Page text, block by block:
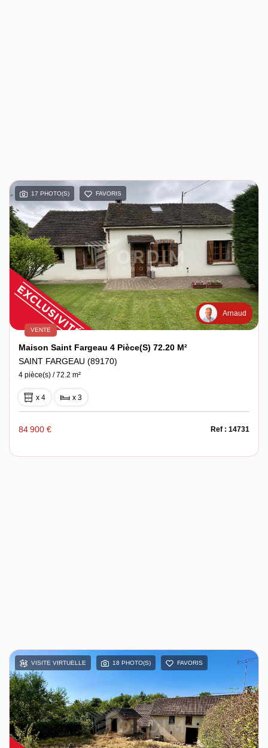
17 PHOTO(S) FAVORIS
Arnaud
VENTE
Maison Saint Fargeau 4 Pièce(s) 72.20 M²
SAINT FARGEAU (89170)
4 pièce(s) / 72.2 m²
x 4 x 3
84 900 € Ref : 14731
VISITE VIRTUELLE 18 PHOTO(S) FAVORIS